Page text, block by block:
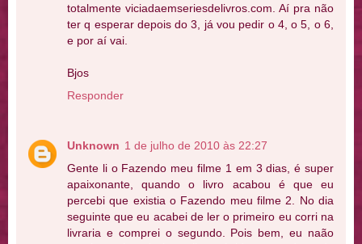
totalmente viciadaemseriesdelivros.com. Aí pra não
ter q esperar depois do 3, já vou pedir o 4, o 5, o 6,
e por aí vai.
Bjos
Responder
Unknown 1 de julho de 2010 às 22:27
Gente li o Fazendo meu filme 1 em 3 dias, é super
apaixonante, quando o livro acabou é que eu
percebi que existia o Fazendo meu filme 2. No dia
seguinte que eu acabei de ler o primeiro eu corri na
livraria e comprei o segundo. Pois bem, eu naão